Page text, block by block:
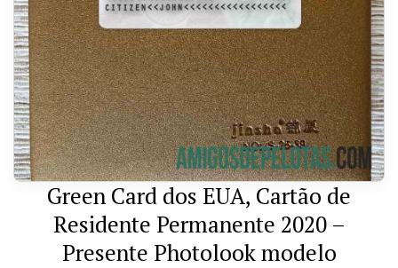
Green Card dos EUA, Cartão de
Residente Permanente 2020 –
Presente Photolook modelo